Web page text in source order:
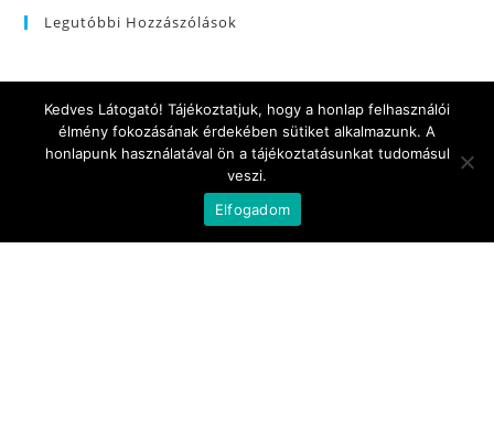
Legutóbbi Hozzászólások
Elérhetőségek
Információk
Adatvédelmi tájékoztató
Kedves Látogató! Tájékoztatjuk, hogy a honlap felhasználói
élmény fokozásának érdekében sütiket alkalmazunk. A
honlapunk használatával ön a tájékoztatásunkat tudomásul
veszi.
Elfogadom